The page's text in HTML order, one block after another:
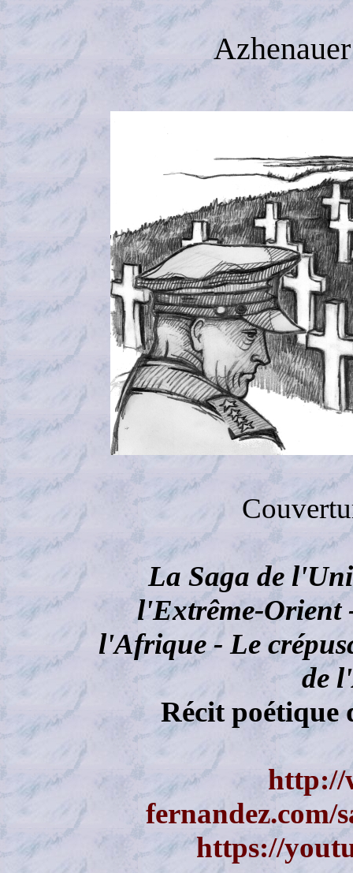
La Saga de
l'Extrême-Orient
l'Afrique - Le
de
Récit poétique
http://
fernandez.com/
https://